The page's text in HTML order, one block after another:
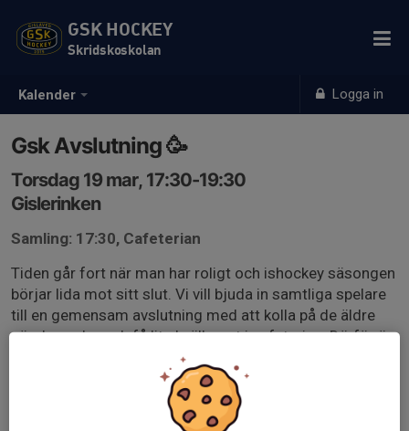
Kalender Logga in
GSK HOCKEY
Skridskoskolan
Gsk Avslutning 🥳
Torsdag 19 mar, 17:30-19:30
Gislerinken
Samling: 17:30, Cafeterian
Tiden går fort när man har roligt och ishockey säsongen
börjar lida mot sitt slut. Vi vill bjuda in samtliga spelare
till en gemensam avslutning med att kolla på de äldre
när de spelar och få lite kvällsmat i cafeterian. Därför är
det viktigt att anmäla sig i tid då klubben ska beställa
hamburgare till alla som anmält sig.